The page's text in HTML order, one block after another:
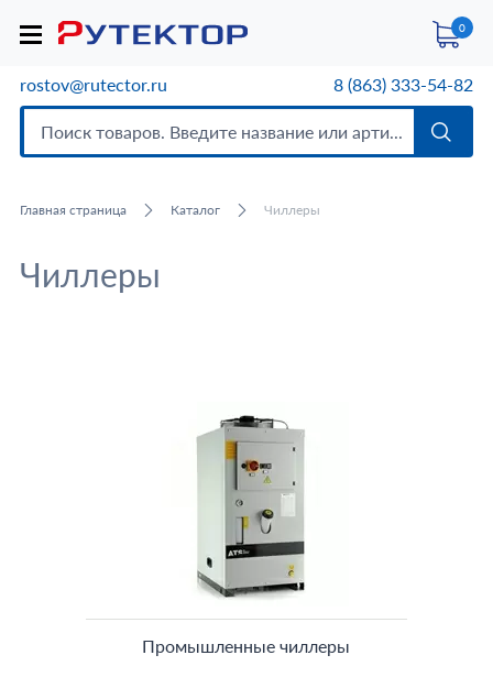
0
rostov@rutector.ru 8 (863) 333-54-82
Главная страница Каталог Чиллеры
Чиллеры
Промышленные чиллеры